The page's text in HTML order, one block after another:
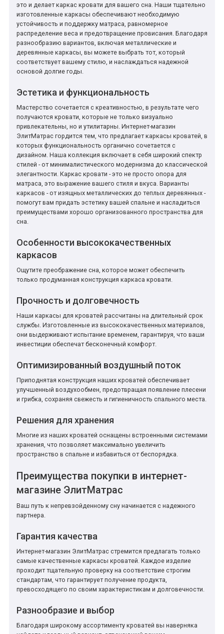
это и делает каркас кровати для вашего сна. Наши тщательно
изготовленные каркасы обеспечивают необходимую
устойчивость и поддержку матраса, равномерное
распределение веса и предотвращение провисания. Благодаря
разнообразию вариантов, включая металлические и
деревянные каркасы, вы можете выбрать тот, который
соответствует вашему стилю, и наслаждаться надежной
основой долгие годы.
Эстетика и функциональность
Мастерство сочетается с креативностью, в результате чего
получаются кровати, которые не только визуально
привлекательны, но и утилитарны. Интернет-магазин
ЭлитМатрас гордится тем, что предлагает каркасы кроватей, в
которых функциональность органично сочетается с
дизайном. Наша коллекция включает в себя широкий спектр
стилей - от минималистического модернизма до классической
элегантности. Каркас кровати - это не просто опора для
матраса, это выражение вашего стиля и вкуса. Варианты
каркасов - от изящных металлических до теплых деревянных -
помогут вам придать эстетику вашей спальне и насладиться
преимуществами хорошо организованного пространства для
сна.
Особенности высококачественных
каркасов
Ощутите преображение сна, которое может обеспечить
только продуманная конструкция каркаса кровати.
Прочность и долговечность
Наши каркасы для кроватей рассчитаны на длительный срок
службы. Изготовленные из высококачественных материалов,
они выдерживают испытание временем, гарантируя, что ваши
инвестиции обеспечат бесконечный комфорт.
Оптимизированный воздушный поток
Приподнятая конструкция наших кроватей обеспечивает
улучшенный воздухообмен, предотвращая появление плесени
и грибка, сохраняя свежесть и гигиеничность спального места.
Решения для хранения
Многие из наших кроватей оснащены встроенными системами
хранения, что позволяет максимально увеличить
пространство в спальне и избавиться от беспорядка.
Преимущества покупки в интернет-
магазине ЭлитМатрас
Ваш путь к непревзойденному сну начинается с надежного
партнера.
Гарантия качества
Интернет-магазин ЭлитМатрас стремится предлагать только
самые качественные каркасы кроватей. Каждое изделие
проходит тщательную проверку на соответствие строгим
стандартам, что гарантирует получение продукта,
превосходящего по своим характеристикам и долговечности.
Разнообразие и выбор
Благодаря широкому ассортименту кроватей вы наверняка
*
*
*
*
*
*
*
*
*
*